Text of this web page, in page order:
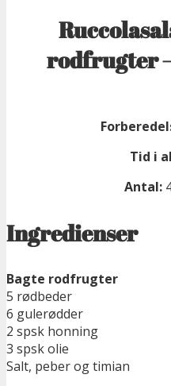
rodfrugter
Tid i
Antal:
Ingredienser
Bagte rodfrugter
5 rødbeder
6 gulerødder
2 spsk honning
3 spsk olie
Salt, peber og timian